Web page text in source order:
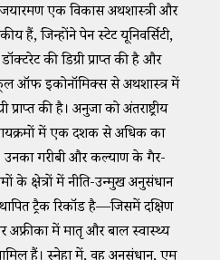
एक विकास अर्थशास्त्री और
हैं, जिन्होंने पेन स्टेट यूनिवर्सिटी,
की डिग्री प्राप्त की है और
ऑफ इकोनॉमिक्स से अर्थशास्त्र में
प्राप्त की है। अनुजा को अंतर्राष्ट्रीय
में एक दशक से अधिक का
गरीबी और कल्याण के गैर-
के क्षेत्रों में नीति-उन्मुख अनुसंधान
ट्रैक रिकॉर्ड है—जिसमें दक्षिण
अफ्रीका में मातृ और बाल स्वास्थ्य